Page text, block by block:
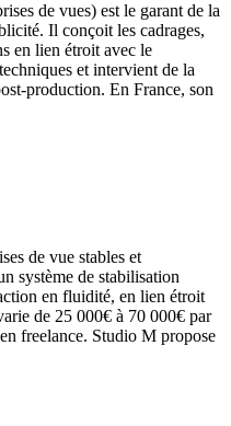
de vues) est le garant de la
Il conçoit les cadrages,
en lien étroit avec le
et intervient de la
production. En France, son
de vue stables et
système de stabilisation
en fluidité, en lien étroit
de 25 000€ à 70 000€ par
freelance. Studio M propose